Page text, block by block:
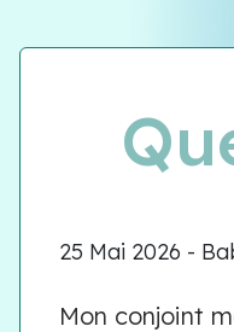
25 Mai 2026 -
Mon conjoint